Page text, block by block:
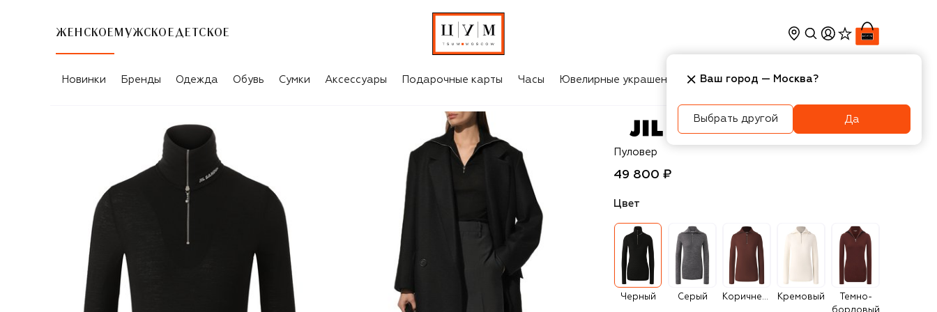
ЖЕНСКОЕ МУЖСКОЕ ДЕТСКОЕ
Новинки Бренды Одежда Обувь Сумки Аксессуары Подарочные карты Часы Ювелирные украшения Косметика Интерьер
Jil Sander
Пуловер
49 800 ₽
Цвет
Черный Серый Коричневый Кремовый
Темно-
Ваш город — Москва?
Выбрать другой Да